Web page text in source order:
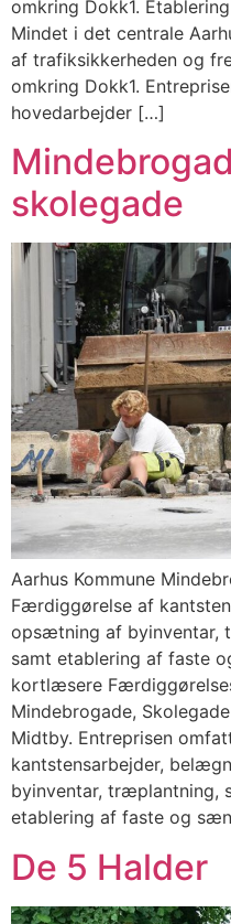
omkring Dokk1.
Mindet i det centrale
af trafiksikkerheden og
omkring Dokk1.
hovedarbejder […]
skolegade
Aarhus Kommune
Færdiggørelse af
opsætning af byinventar,
samt etablering af faste
kortlæsere
Mindebrogade,
Midtby. Entreprisen
kantstensarbejder,
byinventar, træplantning,
etablering af faste og
De 5 Halder